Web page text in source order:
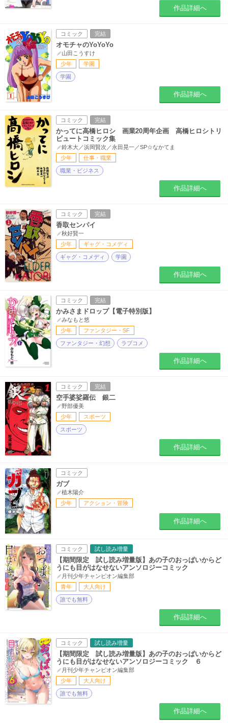
作品詳細へ
コミック 完結
オモチャのYoYoYo
山田こうすけ
少年
学園
学園
作品詳細へ
コミック 完結
かってに高橋ヒロシ 画業20周年企画 高橋ヒロシトリ
ビュートコミック集
鈴木大／浜岡賢次／永田晃一／SP☆なかてま
少年
仕事・職業
職業・ビジネス
作品詳細へ
コミック 完結
香取センパイ
秋好賢一
少年
ギャグ・コメディ
ギャグ・コメディ 学園
作品詳細へ
コミック 完結
かみさまドロップ【電子特別版】
みなもと悠
少年
ファンタジー・SF
ファンタジー・幻想 ラブコメ
作品詳細へ
コミック 完結
空手婆娑羅伝 銀二
野部優美
少年
スポーツ
スポーツ
作品詳細へ
コミック
ガブ
植木陽介
少年
アクション・冒険
作品詳細へ
コミック 試し読み増量
【期間限定 試し読み増量版】あの子のおっぱいからど
うにも目がはなせないアンソロジーコミック
月刊少年チャンピオン編集部
青年
大人向け
誰でも無料
作品詳細へ
コミック 試し読み増量
【期間限定 試し読み増量版】あの子のおっぱいからど
うにも目がはなせないアンソロジーコミック ６
月刊少年チャンピオン編集部
少年
大人向け
誰でも無料
作品詳細へ